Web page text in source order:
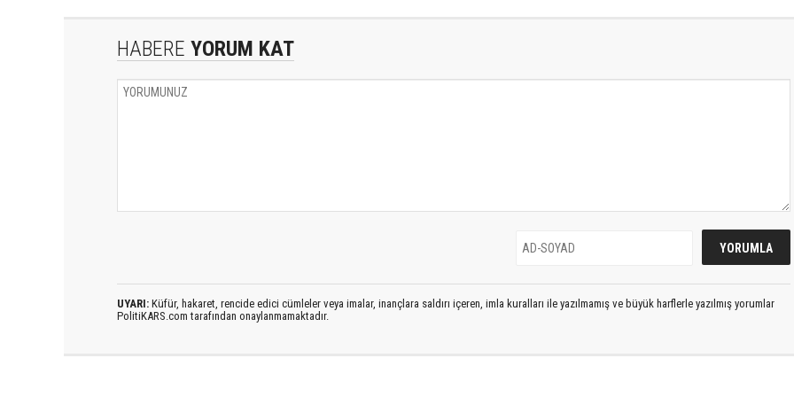
HABERE YORUM KAT
UYARI: Küfür, hakaret, rencide edici cümleler veya imalar, inançlara saldırı içeren, imla kuralları ile yazılmamış ve büyük harflerle yazılmış yorumlar
PolitiKARS.com tarafından onaylanmamaktadır.